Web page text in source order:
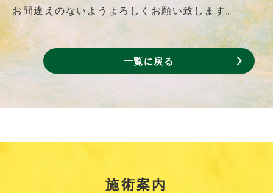
お間違えのないようよろしくお願い致します。
一覧に戻る
施術案内